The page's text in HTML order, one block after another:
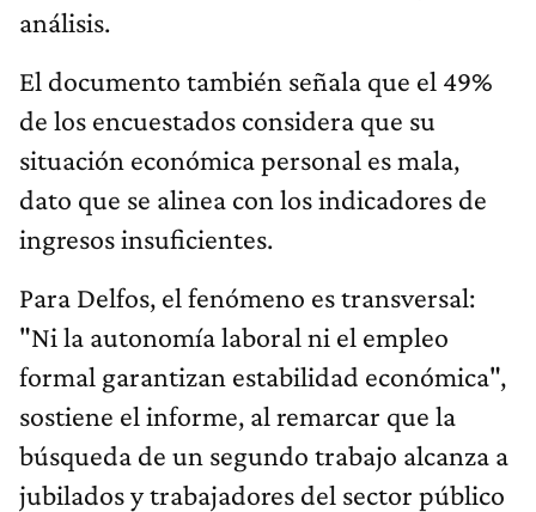
análisis.
El documento también señala que el 49%
de los encuestados considera que su
situación económica personal es mala,
dato que se alinea con los indicadores de
ingresos insuficientes.
Para Delfos, el fenómeno es transversal:
"Ni la autonomía laboral ni el empleo
formal garantizan estabilidad económica",
sostiene el informe, al remarcar que la
búsqueda de un segundo trabajo alcanza a
jubilados y trabajadores del sector público